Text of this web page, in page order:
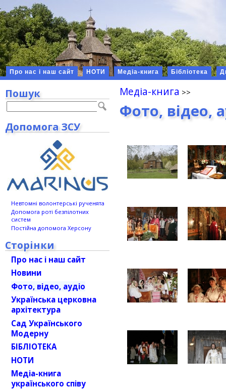
Про нас і наш сайт НОТИ Медіа-книга Бібліотека
Медіа-книга
Фото, відео,
Пошук
Допомога ЗСУ
Невтомні волонтерські рученята
Допомога роті безпілотних
систем
Постійна допомога Херсону
Сторінки
Про нас і наш сайт
Новини
Фото, відео, аудіо
Українська церковна
архітектура
Сад Українського
Модерну
БІБЛІОТЕКА
НОТИ
Медіа-книга
українського співу